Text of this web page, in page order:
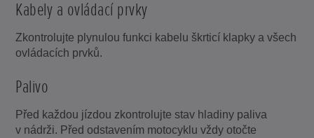
Kabely a ovládací prvky
Zkontrolujte plynulou funkci kabelu škrticí klapky a všech
ovládacích prvků.
Palivo
Před každou jízdou zkontrolujte stav hladiny paliva
v nádrži. Před odstavením motocyklu vždy otočte